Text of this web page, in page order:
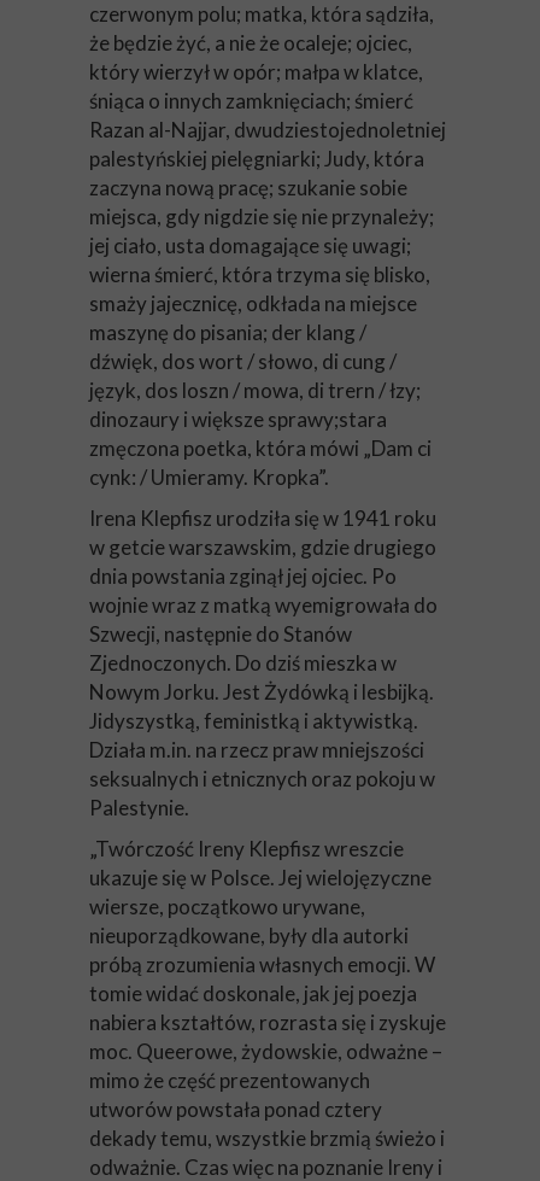
czerwonym polu; matka, która sądziła,
że będzie żyć, a nie że ocaleje; ojciec,
który wierzył w opór; małpa w klatce,
śniąca o innych zamknięciach; śmierć
Razan al-Najjar, dwudziestojednoletniej
palestyńskiej pielęgniarki; Judy, która
zaczyna nową pracę; szukanie sobie
miejsca, gdy nigdzie się nie przynależy;
jej ciało, usta domagające się uwagi;
wierna śmierć, która trzyma się blisko,
smaży jajecznicę, odkłada na miejsce
maszynę do pisania; der klang /
dźwięk, dos wort / słowo, di cung /
język, dos loszn / mowa, di trern / łzy;
dinozaury i większe sprawy;stara
zmęczona poetka, która mówi „Dam ci
cynk: / Umieramy. Kropka”.
Irena Klepfisz urodziła się w 1941 roku
w getcie warszawskim, gdzie drugiego
dnia powstania zginął jej ojciec. Po
wojnie wraz z matką wyemigrowała do
Szwecji, następnie do Stanów
Zjednoczonych. Do dziś mieszka w
Nowym Jorku. Jest Żydówką i lesbijką.
Jidyszystką, feministką i aktywistką.
Działa m.in. na rzecz praw mniejszości
seksualnych i etnicznych oraz pokoju w
Palestynie.
„Twórczość Ireny Klepfisz wreszcie
ukazuje się w Polsce. Jej wielojęzyczne
wiersze, początkowo urywane,
nieuporządkowane, były dla autorki
próbą zrozumienia własnych emocji. W
tomie widać doskonale, jak jej poezja
nabiera kształtów, rozrasta się i zyskuje
moc. Queerowe, żydowskie, odważne –
mimo że część prezentowanych
utworów powstała ponad cztery
dekady temu, wszystkie brzmią świeżo i
odważnie. Czas więc na poznanie Ireny i